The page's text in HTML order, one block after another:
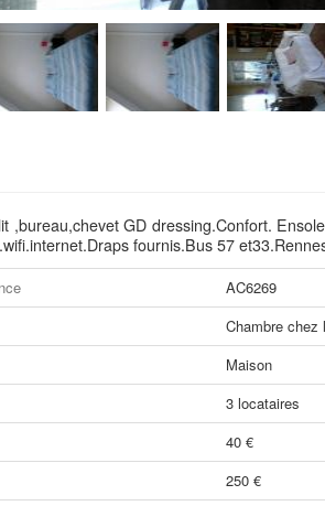
,bureau,chevet GD dressing.Confort.
fournis.Bus 57
AC6269
Chambre chez
Maison
3 locataires
40 €
250 €